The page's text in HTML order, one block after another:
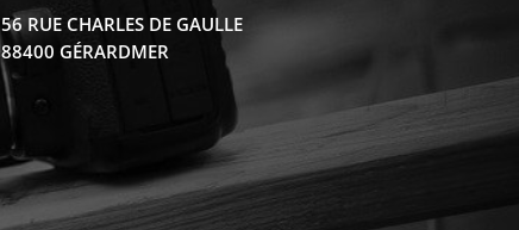
56 RUE CHARLES DE GAULLE
88400 GÉRARDMER